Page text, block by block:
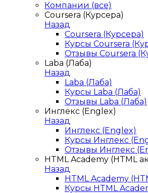
Компании (все)
Coursera (Курсера)
Назад
Coursera (Курсера)
Курсы Coursera
Отзывы Coursera
Laba (Лаба)
Назад
Laba (Лаба)
Курсы Laba (Лаба)
Отзывы Laba (Лаба)
Инглекс (Englex)
Назад
Инглекс (Englex)
Курсы Инглекс
Отзывы Инглекс
HTML Academy (HTML
Назад
HTML Academy
Курсы HTML